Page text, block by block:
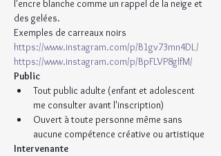
l'encre blanche comme un rappel de la neige et
des gelées.
Exemples de carreaux noirs
https://www.instagram.com/p/B1gv73mn4DL/
https://www.instagram.com/p/BpFLVP8glfM/
Public
Tout public adulte (enfant et adolescent
me consulter avant l'inscription)
Ouvert à toute personne même sans
aucune compétence créative ou artistique
Intervenante